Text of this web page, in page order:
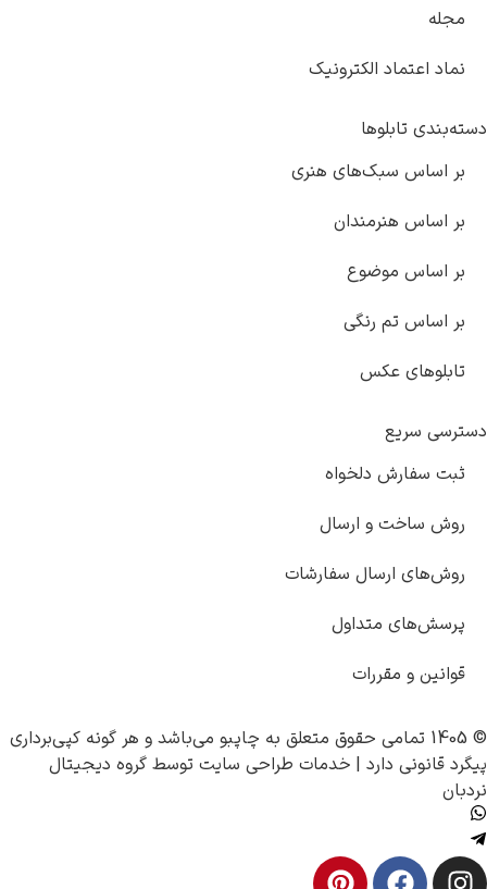
مجله
نماد اعتماد الکترونیک
دسته‌بندی تابلوها
بر اساس سبک‌های هنری
بر اساس هنرمندان
بر اساس موضوع
بر اساس تم رنگی
تابلوهای عکس
دسترسی سریع
ثبت سفارش دلخواه
روش ساخت و ارسال
روش‌های ارسال سفارشات
پرسش‌های متداول
قوانین و مقررات
© 1405 تمامی حقوق متعلق به چاپبو می‌باشد و هر گونه کپی‌برداری
پیگرد قانونی دارد | خدمات طراحی سایت توسط گروه دیجیتال
نردبان